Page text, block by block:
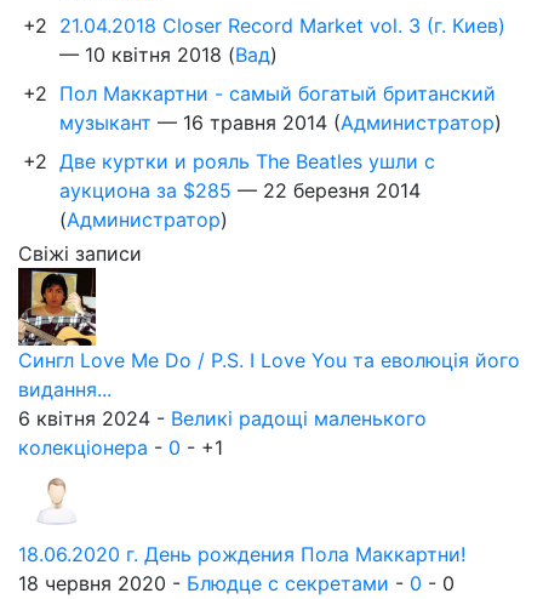
+2 21.04.2018 Closer Record Market vol. 3 (г. Киев)
— 10 квітня 2018 (Вад)
+2 Пол Маккартни - самый богатый британский
музыкант — 16 травня 2014 (Администратор)
+2 Две куртки и рояль The Beatles ушли с
аукциона за $285 — 22 березня 2014
(Администратор)
Свіжі записи
Сингл Love Me Do / P.S. I Love You та еволюція його
видання...
6 квітня 2024 - Великі радощі маленького
колекціонера - 0 - +1
18.06.2020 г. День рождения Пола Маккартни!
18 червня 2020 - Блюдце с секретами - 0 - 0